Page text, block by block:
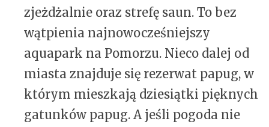
zjeżdżalnie oraz strefę saun. To bez
wątpienia najnowocześniejszy
aquapark na Pomorzu. Nieco dalej od
miasta znajduje się rezerwat papug, w
którym mieszkają dziesiątki pięknych
gatunków papug. A jeśli pogoda nie